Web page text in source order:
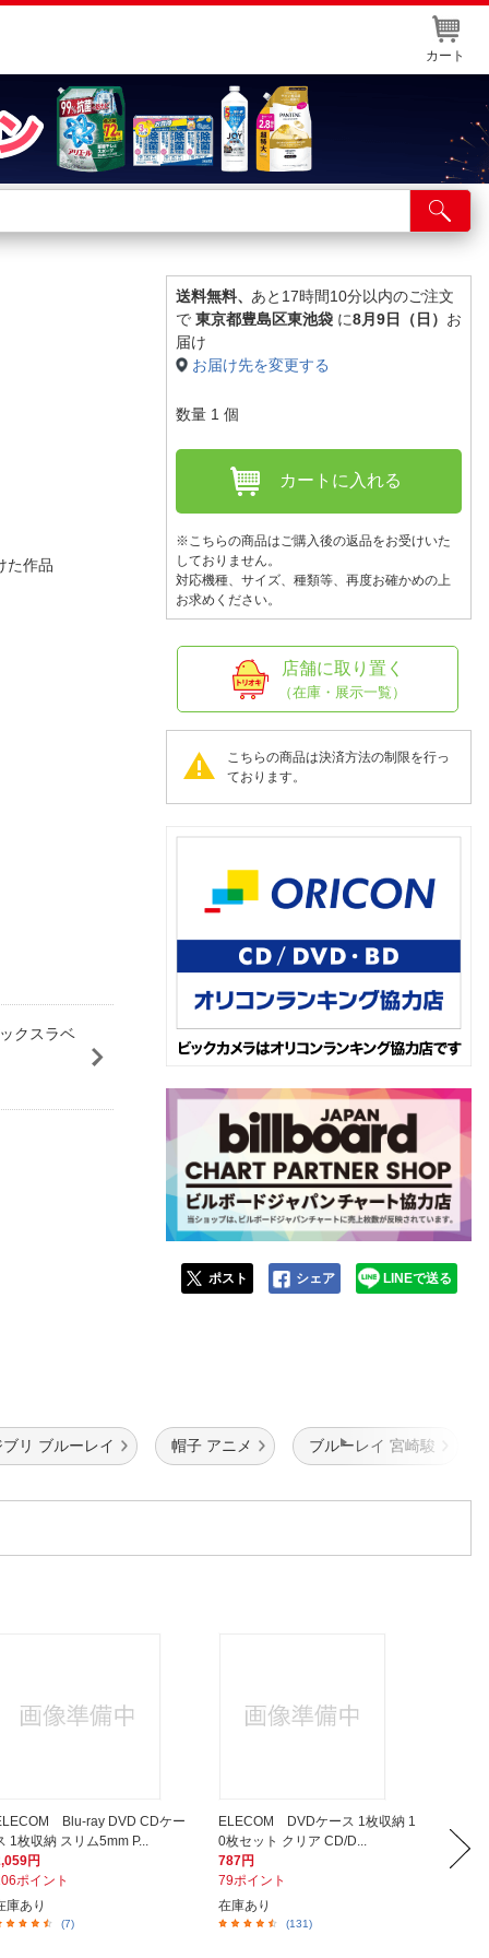
カート
舗サービス
ト取り置き
た作品
クスラベ
送料無料、 あと17時間10分以内のご注文
で 東京都豊島区東池袋 に8月9日（日） お
届け
お届け先を変更する
数量 1 個
カートに入れる
※こちらの商品はご購入後の返品をお受けいた
しておりません。
対応機種、サイズ、種類等、再度お確かめの上
お求めください。
店舗に取り置く
（在庫・展示一覧）
こちらの商品は決済方法の制限を行っ
ております。
ポスト シェア LINEで送る
ブリ ブルーレイ 帽子 アニメ ブルーレイ 宮崎駿
Blu-ray DVD CDケー
1枚収納 スリム5mm P...
円
ポイント
庫あり
(7)
ELECOM DVDケース 1枚収納 1
0枚セット クリア CD/D...
787円
79ポイント
在庫あり
(131)
ス
527円